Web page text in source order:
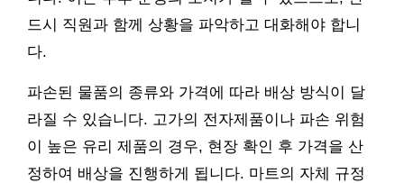
드시 직원과 함께 상황을 파악하고 대화해야 합니
다.
파손된 물품의 종류와 가격에 따라 배상 방식이 달
라질 수 있습니다. 고가의 전자제품이나 파손 위험
이 높은 유리 제품의 경우, 현장 확인 후 가격을 산
정하여 배상을 진행하게 됩니다. 마트의 자체 규정